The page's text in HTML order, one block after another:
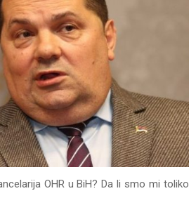
OHR u BiH? Da li smo mi toliko